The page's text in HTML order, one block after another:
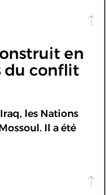
en
du conflit
les Nations
Il a été